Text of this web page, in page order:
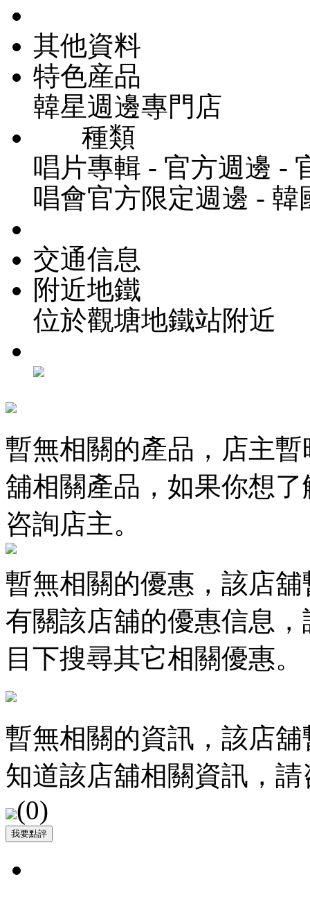
其他資料
特色産品
韓星週邊專門店
種類
唱片專輯 - 官方週邊 -
唱會官方限定週邊 - 韓
交通信息
附近地鐵
位於觀塘地鐵站附近
暫無相關的產品，店主
舖相關產品，如果你想
咨詢店主。
暫無相關的優惠，該店
有關該店舖的優惠信息
目下搜尋其它相關優惠。
暫無相關的資訊，該店
知道該店舖相關資訊，
(0)